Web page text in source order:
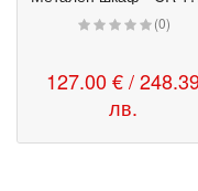
(0)
127.00 € /
лв.